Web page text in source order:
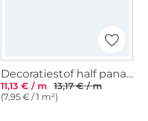
Decoratiestof half panama Animal Print, naturel
11,13 € / m
13,17 € / m
(7,95 € / 1 m²)